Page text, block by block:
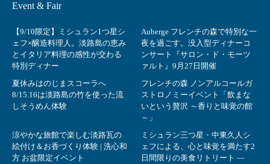
Event & Fair
【9/10限定】ミシュラン1つ星シ
ェフ×醸造料理人。淡路島の恵み
とイタリア料理の感性が交わる
特別ディナー
Auberge フレンチの森で特別な一
夜を過ごす。没入型ディナーコ
ンサート『サロン・ド・モーツ
ァルト』9月27日開催
夏休みはのじまスコーラへ
8/15.16は淡路島の竹を使った流
しそうめん体験
フレンチの森 ノンアルコールガ
ストロノミーイベント「飲まな
いという贅沢 ～香りと味覚の館
～」
涼やかな旅館で楽しむ淡路瓦の
絵付け＆お香づくり体験 | 洗心和
方 お盆限定イベント
ミシュラン三つ星・中東久人シ
ェフによる、心と味覚を満たす2
日間限りの美食リトリート ―